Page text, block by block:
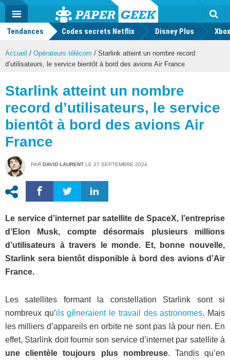
Actu
geek
MENU
Tendances Codes secrets Netflix Disney Plus
Accueil / Opérateurs télécom / Starlink atteint un nombre record
d’utilisateurs, le service bientôt à bord des avions Air France
Starlink atteint un nombre
record d’utilisateurs, le service
bientôt à bord des avions Air
France
PAR DAVID LAURENT LE 27 SEPTEMBRE 2024
Le service d’internet par satellite de SpaceX, l’entreprise
d’Elon Musk, compte désormais plusieurs millions
d’utilisateurs à travers le monde. Et, bonne nouvelle,
Starlink sera bientôt disponible à bord des avions d’Air
France.
Les satellites formant la constellation Starlink sont si
nombreux qu’ils gêneraient le travail des astronomes. Mais
les milliers d’appareils en orbite ne sont pas là pour rien. En
effet, Starlink doit fournir son service d’internet par satellite à
une clientèle toujours plus nombreuse. Tandis qu’en
Mode
FacebookTwitter Youtube